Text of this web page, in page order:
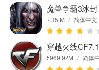
魔兽争霸3冰
7.35 M / 简体中文
穿越火线
5969.92M / 简体